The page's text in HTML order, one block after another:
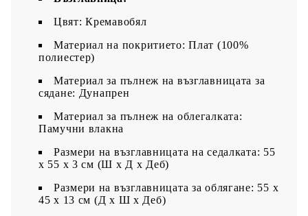
Цвят: Кремавобял
Материал на покритието: Плат (100%
полиестер)
Материал за пълнеж на възглавницата за
сядане: Дунапрен
Материал за пълнеж на облегалката:
Памучни влакна
Размери на възглавницата на седалката: 55
x 55 x 3 см (Ш x Д x Деб)
Размери на възглавницата за облягане: 55 x
45 x 13 см (Д х Ш x Деб)